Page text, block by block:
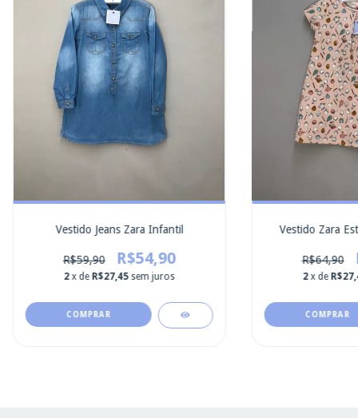
Vestido Jeans Zara Infantil
R$59,90 R$54,90
2 x de R$27,45 sem juros
COMPRAR
Vestido Zara
R$64,90
2 x de
COMPRAR